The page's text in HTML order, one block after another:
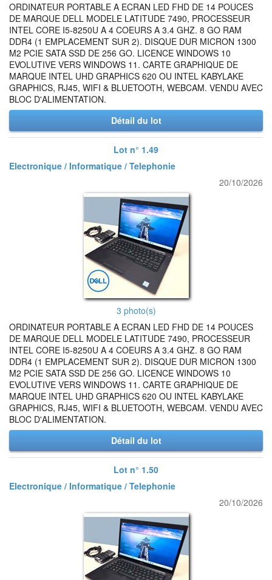
ORDINATEUR PORTABLE A ECRAN LED FHD DE 14 POUCES
DE MARQUE DELL MODELE LATITUDE 7490, PROCESSEUR
INTEL CORE I5-8250U A 4 COEURS A 3.4 GHZ. 8 GO RAM
DDR4 (1 EMPLACEMENT SUR 2). DISQUE DUR MICRON 1300
M2 PCIE SATA SSD DE 256 GO. LICENCE WINDOWS 10
EVOLUTIVE VERS WINDOWS 11. CARTE GRAPHIQUE DE
MARQUE INTEL UHD GRAPHICS 620 OU INTEL KABYLAKE
GRAPHICS, RJ45, WIFI & BLUETOOTH, WEBCAM. VENDU AVEC
BLOC D'ALIMENTATION.
Détail du lot
Lot n° 1.49
Electronique / Informatique / Telephonie
20/10/2026
3 photo(s)
ORDINATEUR PORTABLE A ECRAN LED FHD DE 14 POUCES
DE MARQUE DELL MODELE LATITUDE 7490, PROCESSEUR
INTEL CORE I5-8250U A 4 COEURS A 3.4 GHZ. 8 GO RAM
DDR4 (1 EMPLACEMENT SUR 2). DISQUE DUR MICRON 1300
M2 PCIE SATA SSD DE 256 GO. LICENCE WINDOWS 10
EVOLUTIVE VERS WINDOWS 11. CARTE GRAPHIQUE DE
MARQUE INTEL UHD GRAPHICS 620 OU INTEL KABYLAKE
GRAPHICS, RJ45, WIFI & BLUETOOTH, WEBCAM. VENDU AVEC
BLOC D'ALIMENTATION.
Détail du lot
Lot n° 1.50
Electronique / Informatique / Telephonie
20/10/2026